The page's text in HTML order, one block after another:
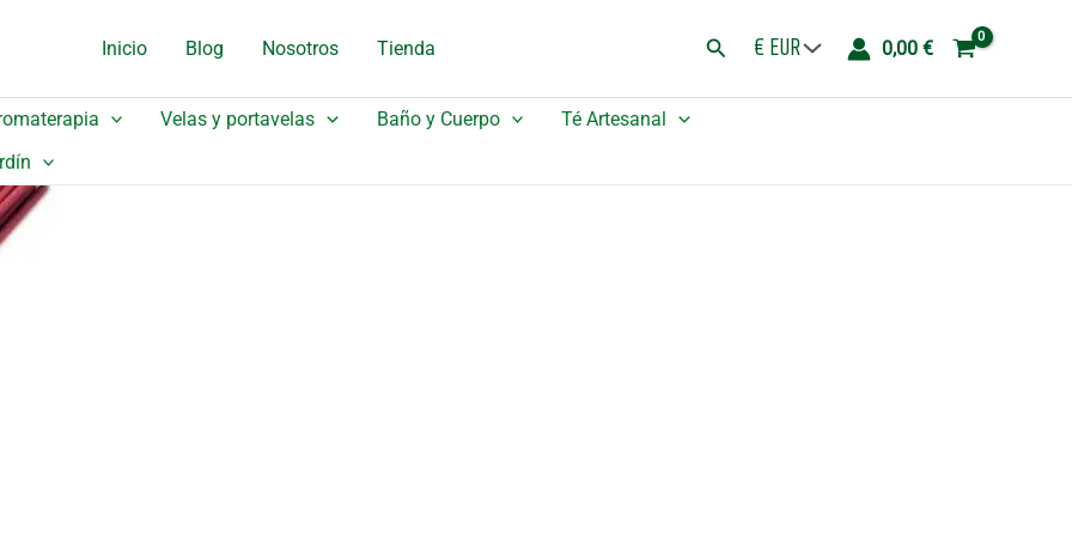
Inicio Blog Nosotros Tienda Buscar 0,00 €
Velas y portavelas Baño y Cuerpo
Té Artesanal
era:
26,00 €.
es:
16,90 €.
de
Dragón